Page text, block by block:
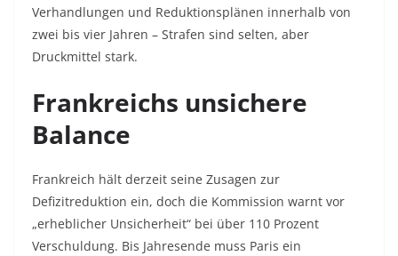
Verhandlungen und Reduktionsplänen innerhalb von
zwei bis vier Jahren – Strafen sind selten, aber
Druckmittel stark.​
Frankreichs unsichere
Balance
Frankreich hält derzeit seine Zusagen zur
Defizitreduktion ein, doch die Kommission warnt vor
„erheblicher Unsicherheit“ bei über 110 Prozent
Verschuldung. Bis Jahresende muss Paris ein